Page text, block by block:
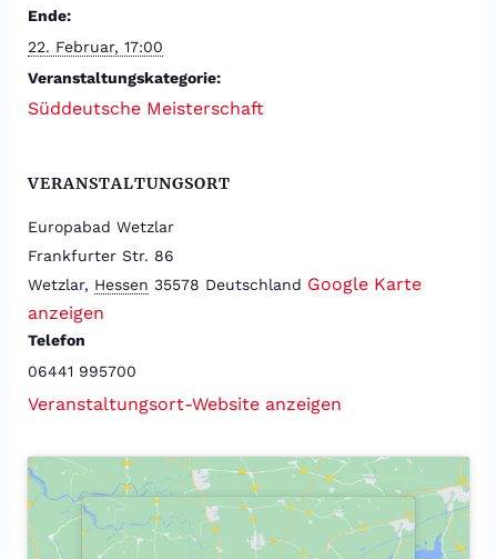
Ende:
22. Februar, 17:00
Veranstaltungskategorie:
Süddeutsche Meisterschaft
VERANSTALTUNGSORT
Europabad Wetzlar
Frankfurter Str. 86
Wetzlar, Hessen 35578 Deutschland Google Karte
anzeigen
Telefon
06441 995700
Veranstaltungsort-Website anzeigen